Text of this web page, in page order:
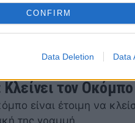
CONFIRM
Data Deletion Data
τον Οκόμπο
είναι έτοιμη να